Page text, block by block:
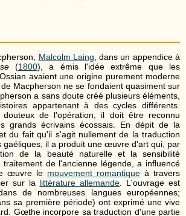
Malcolm Laing , dans un appendice à
(1800), a émis l'idée extrême que les
avaient une origine purement moderne
Macpherson ne se fondaient quasiment sur
a sans doute créé plusieurs éléments,
appartenant à des cycles différents.
de l'opération, il doit être reconnu
grands écrivains écossais. En dépit de la
du fait qu'il s'agit nullement de la traduction
gaéliques, il a produit une œuvre d'art qui, par
de la beauté naturelle et la sensibilité
traitement de l'ancienne légende, a influencé
œuvre le mouvement romantique à travers
sur la littérature allemande . L'ouvrage est
de nombreuses langues européennes;
sa première période) ont exprimé une vive
Gœthe incorpore sa traduction d'une partie